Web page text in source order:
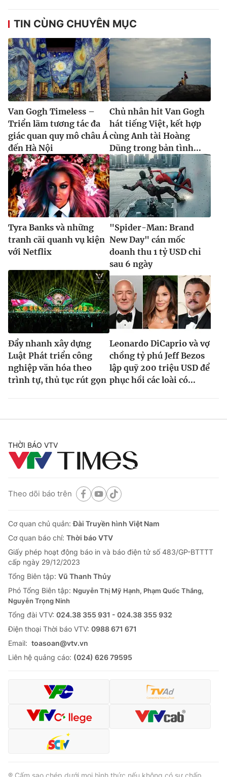
TIN CÙNG CHUYÊN MỤC
Van Gogh Timeless –
Triển lãm tương tác đa
giác quan quy mô châu Á
đến Hà Nội
Chủ nhân hit Van Gogh
hát tiếng Việt, kết hợp
cùng Anh tài Hoàng
Dũng trong bản tình...
Tyra Banks và những
tranh cãi quanh vụ kiện
với Netflix
"Spider-Man: Brand
New Day" cán mốc
doanh thu 1 tỷ USD chỉ
sau 6 ngày
Đẩy nhanh xây dựng
Luật Phát triển công
nghiệp văn hóa theo
trình tự, thủ tục rút gọn
Leonardo DiCaprio và vợ
chồng tỷ phú Jeff Bezos
lập quỹ 200 triệu USD để
phục hồi các loài có...
THỜI BÁO VTV
Theo dõi báo trên
Cơ quan chủ quản:Đài Truyền hình Việt Nam
Cơ quan báo chí: Thời báo VTV
Giấy phép hoạt động báo in và báo điện tử số 483/GP-BTTTT
cấp ngày 29/12/2023
Tổng Biên tập: Vũ Thanh Thủy
Phó Tổng Biên tập: Nguyễn Thị Mỹ Hạnh, Phạm Quốc Thắng,
Nguyễn Trọng Ninh
Tổng đài VTV: 024.38 355 931 - 024.38 355 932
Ðiện thoại Thời báo VTV: 0988 671 671
Email: toasoan@vtv.vn
Liên hệ quảng cáo: (024) 626 79595
® Cấm sao chép dưới mọi hình thức nếu không có sự chấp